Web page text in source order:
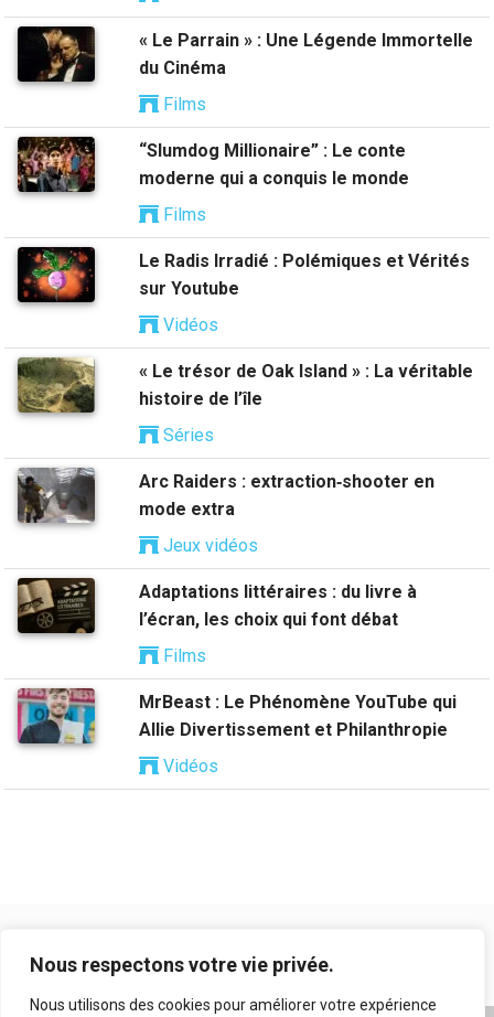
Nous respectons votre vie privée.
Nous utilisons des cookies pour améliorer votre expérience
« Le Parrain » : Une Légende Immortelle
du Cinéma
Films
“Slumdog Millionaire” : Le conte
moderne qui a conquis le monde
Films
Le Radis Irradié : Polémiques et Vérités
sur Youtube
Vidéos
« Le trésor de Oak Island » : La véritable
histoire de l’île
Séries
Arc Raiders : extraction‑shooter en
mode extra
Jeux vidéos
Adaptations littéraires : du livre à
l’écran, les choix qui font débat
Films
MrBeast : Le Phénomène YouTube qui
Allie Divertissement et Philanthropie
Vidéos